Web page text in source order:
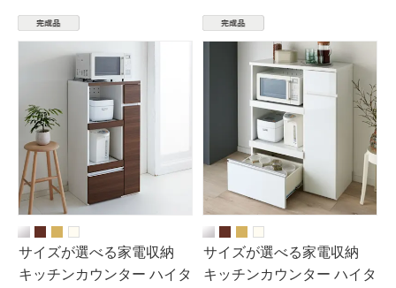
サイズが選べる家電収納
キッチンカウンター ハイタ
サイズが選べる家電収納
キッチンカウンター ハイタ